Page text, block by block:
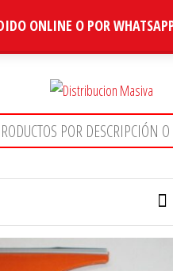
ONLINE O POR
Masiva